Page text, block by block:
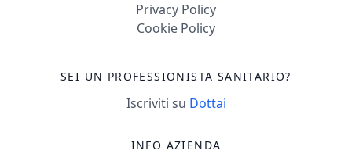
Privacy Policy
Cookie Policy
SEI UN PROFESSIONISTA SANITARIO?
Iscriviti su Dottai
INFO AZIENDA